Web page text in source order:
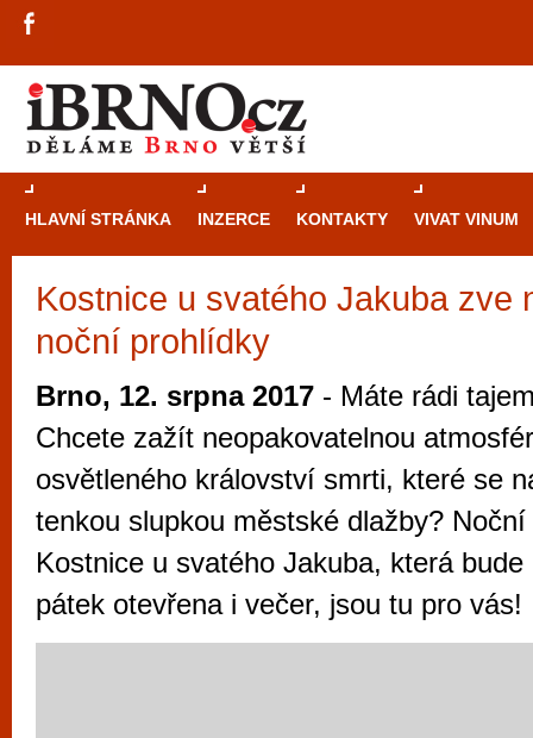
HLAVNÍ STRÁNKA INZERCE KONTAKTY VIVAT VINUM
Kostnice u svatého Jakuba zve
noční prohlídky
Brno, 12. srpna 2017 - Máte rádi
Chcete zažít neopakovatelnou
osvětleného království smrti, které se
tenkou slupkou městské dlažby?
Kostnice u svatého Jakuba, která
pátek otevřena i večer, jsou tu pro vás!
Průvodce
Brno je
zajímavé
restaurace,
Mimo jiné je ale také místem, kde si
vyzkoušet různé kasinové hry. V
metropoli naleznete širokou nabídku her
po moderní automaty jak pro pravidelné
příležitostné hráče. V...